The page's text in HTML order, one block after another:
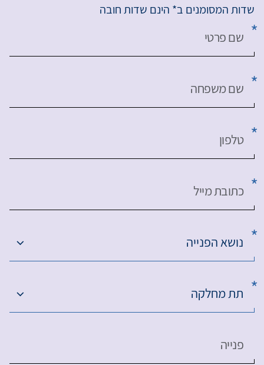
שדות המסומנים ב* הינם שדות חובה
שם פרטי
שם משפחה
טלפון
כתובת מייל
נושא הפנייה
תת מחלקה
פנייה